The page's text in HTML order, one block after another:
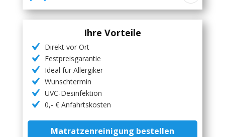
Ihre Vorteile
Direkt vor Ort
Festpreisgarantie
Ideal für Allergiker
Wunschtermin
UVC-Desinfektion
0,- € Anfahrtskosten
Matratzenreinigung bestellen